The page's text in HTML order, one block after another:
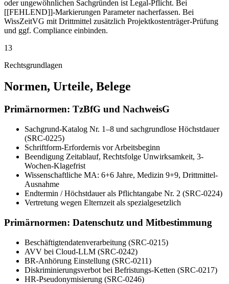
oder ungewöhnlichen Sachgründen ist Legal-Pflicht. Bei
[[FEHLEND]]-Markierungen Parameter nacherfassen. Bei
WissZeitVG mit Drittmittel zusätzlich Projektkostenträger-Prüfung
und ggf. Compliance einbinden.
13
Rechtsgrundlagen
Normen, Urteile, Belege
Primärnormen: TzBfG und NachweisG
Sachgrund-Katalog Nr. 1–8 und sachgrundlose Höchstdauer
(SRC-0225)
Schriftform-Erfordernis vor Arbeitsbeginn
Beendigung Zeitablauf, Rechtsfolge Unwirksamkeit, 3-
Wochen-Klagefrist
Wissenschaftliche MA: 6+6 Jahre, Medizin 9+9, Drittmittel-
Ausnahme
Endtermin / Höchstdauer als Pflichtangabe Nr. 2 (SRC-0224)
Vertretung wegen Elternzeit als spezialgesetzlich
Primärnormen: Datenschutz und Mitbestimmung
Beschäftigtendatenverarbeitung (SRC-0215)
AVV bei Cloud-LLM (SRC-0242)
BR-Anhörung Einstellung (SRC-0211)
Diskriminierungsverbot bei Befristungs-Ketten (SRC-0217)
HR-Pseudonymisierung (SRC-0246)